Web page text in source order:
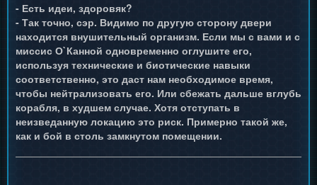
- Есть идеи, здоровяк?
- Так точно, сэр. Видимо по другую сторону двери
находится внушительный организм. Если мы с вами и с
миссис О`Канной одновременно оглушите его,
используя технические и биотические навыки
соответственно, это даст нам необходимое время,
чтобы нейтрализовать его. Или сбежать дальше вглубь
корабля, в худшем случае. Хотя отступать в
неизведанную локацию это риск. Примерно такой же,
как и бой в столь замкнутом помещении.